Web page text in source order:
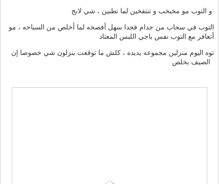
التوب في سحاب من جدام فجدا سهل أفصخه لما أخلص من السباحه ، مو
أتعافر مع التوب نفس باجي اللبس المعتاد
توه اليوم منزلين مجموعه يديده ، كلش ما توقعت بنزلون شي خصوصا إن